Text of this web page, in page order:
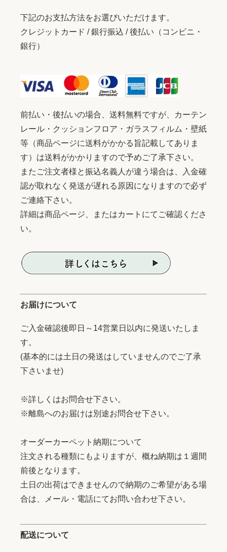
下記のお支払方法をお選びいただけます。
クレジットカード / 銀行振込 / 後払い（コンビニ・
銀行）
前払い・後払いの場合、送料無料ですが、カーテン
レール・クッションフロア・ガラスフィルム・壁紙
等（商品ページに送料がかかる旨記載してありま
す）は送料がかかりますので予めご了承下さい。
またご注文者様と振込名義人が違う場合は、入金確
認が取れなく発送が遅れる原因になりますので必ず
ご連絡下さい。
詳細は商品ページ、またはカートにてご確認くださ
い。
お届けについて
ご入金確認後即日～14営業日以内に発送いたしま
す。
(基本的には土日の発送はしていませんのでご了承
下さいませ)
※詳しくはお問合せ下さい。
※離島へのお届けは別途お問合せ下さい。
オーダーカーペット納期について
注文される種類にもよりますが、概ね納期は１週間
前後となります。
土日の出荷はできませんので納期のご希望がある場
合は、メール・電話にてお問い合わせ下さい。
配送について